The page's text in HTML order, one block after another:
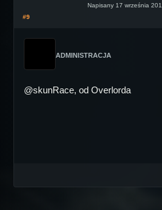
Napisany 17 września
#9
ADMINISTRACJA
@skunRace, od Overlorda